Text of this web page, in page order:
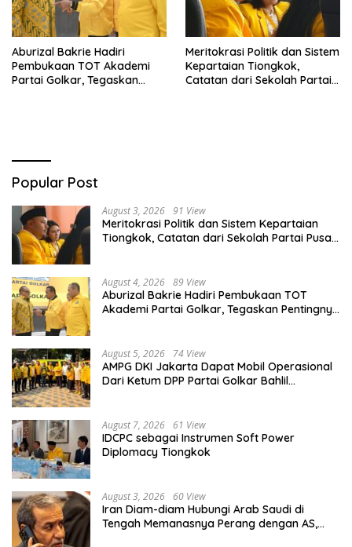
Aburizal Bakrie Hadiri
Pembukaan TOT Akademi
Partai Golkar, Tegaskan
Meritokrasi Politik dan Sistem
Kepartaian Tiongkok,
Catatan dari Sekolah Partai
Popular Post
August 3, 2026 91 View
Meritokrasi Politik dan Sistem Kepartaian
Tiongkok, Catatan dari Sekolah Partai Pusat
August 4, 2026 89 View
Aburizal Bakrie Hadiri Pembukaan TOT
Akademi Partai Golkar, Tegaskan Pentingnya
August 5, 2026 74 View
AMPG DKI Jakarta Dapat Mobil Operasional
Dari Ketum DPP Partai Golkar Bahlil
August 7, 2026 61 View
IDCPC sebagai Instrumen Soft Power
Diplomacy Tiongkok
August 3, 2026 60 View
Iran Diam-diam Hubungi Arab Saudi di
Tengah Memanasnya Perang dengan AS,